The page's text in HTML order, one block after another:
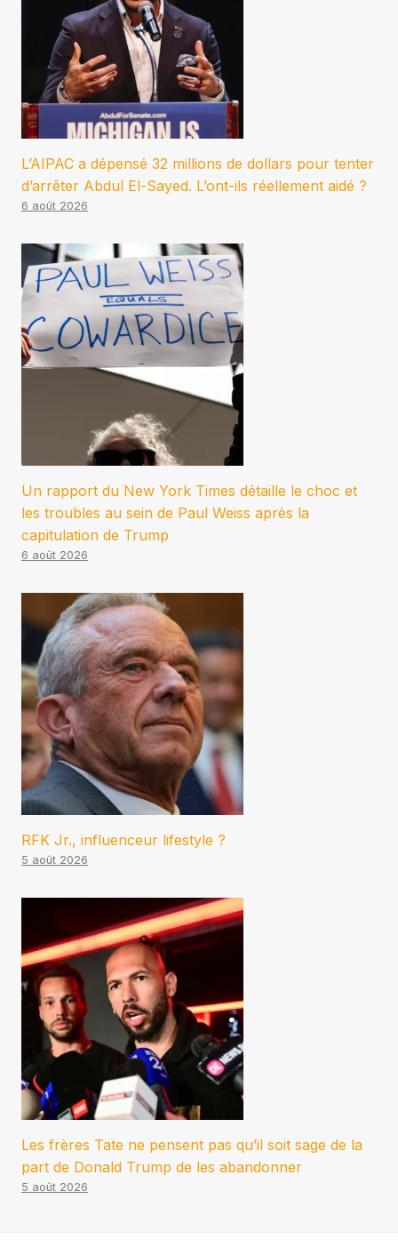
L’AIPAC a dépensé 32 millions de dollars pour tenter
d’arrêter Abdul El-Sayed. L’ont-ils réellement aidé ?
6 août 2026
Un rapport du New York Times détaille le choc et
les troubles au sein de Paul Weiss après la
capitulation de Trump
6 août 2026
RFK Jr., influenceur lifestyle ?
5 août 2026
Les frères Tate ne pensent pas qu’il soit sage de la
part de Donald Trump de les abandonner
5 août 2026